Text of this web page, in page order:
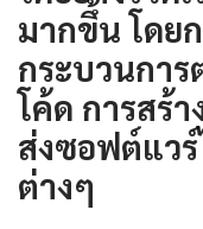
มากขึ้น โดย
กระบวนการ
โค้ด การสร้
ส่งซอฟต์แว
ต่างๆ